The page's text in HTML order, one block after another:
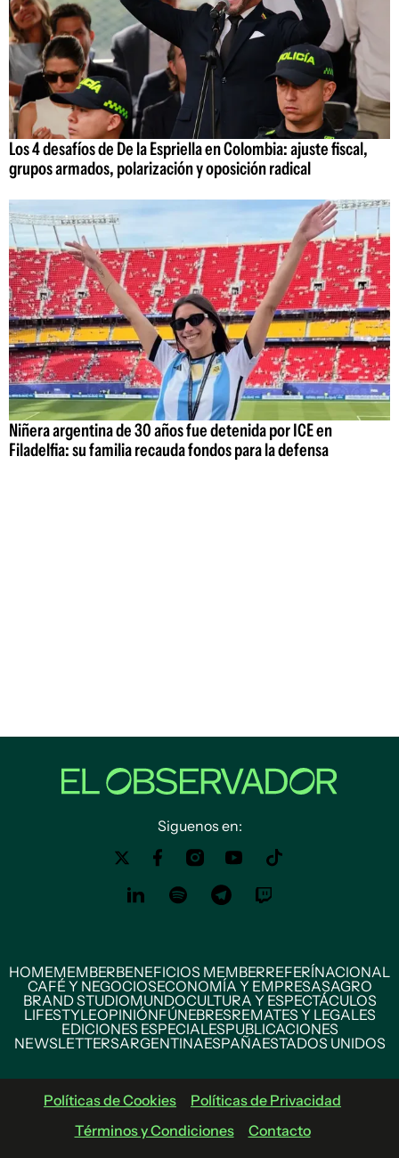
Los 4 desafíos de De la Espriella en Colombia: ajuste fiscal,
grupos armados, polarización y oposición radical
Niñera argentina de 30 años fue detenida por ICE en
Filadelfia: su familia recauda fondos para la defensa
Siguenos en:
HOMEMEMBERBENEFICIOS MEMBERREFERÍNACIONAL
CAFÉ Y NEGOCIOSECONOMÍA Y EMPRESASAGRO
BRAND STUDIOMUNDOCULTURA Y ESPECTÁCULOS
LIFESTYLEOPINIÓNFÚNEBRESREMATES Y LEGALES
EDICIONES ESPECIALESPUBLICACIONES
NEWSLETTERSARGENTINAESPAÑAESTADOS UNIDOS
Políticas de Cookies
Políticas de Privacidad
Términos y Condiciones
Contacto